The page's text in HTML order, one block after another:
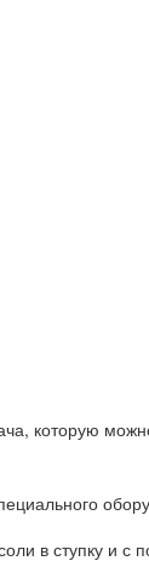
которую
в ступку и с